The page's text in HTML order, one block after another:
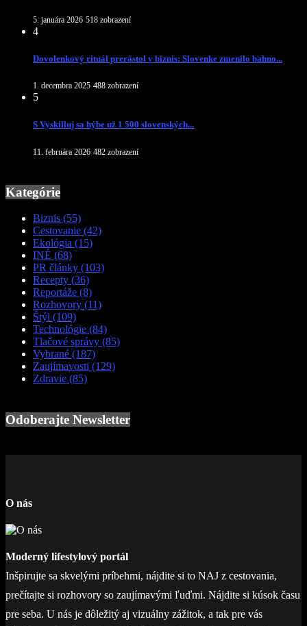
5. januára 2026 518 zobrazení
4
Dovolenkový rituál prerástol v biznis: Slovenke zmenilo bahno...
1. decembra 2025 488 zobrazení
5
S Vyskilluj sa hýbe už 1 500 slovenských...
11. februára 2026 482 zobrazení
Kategórie
Biznis (55)
Cestovanie (42)
Ekológia (15)
INÉ (68)
PR články (103)
Recepty (36)
Reportáže (8)
Rozhovory (11)
Štýl (109)
Technológie (84)
Tlačové správy (85)
Vybrané (187)
Zaujímavosti (129)
Zdravie (85)
Odoberajte Newsletter
O nás
Moderný lifestylový portál
Inšpirujte sa skvelými príbehmi, nájdite si to NAJ z cestovania,
prečítajte si rozhovory so zaujímavými ľuďmi. Nájdite si kúsok času
pre seba. U nás je dôležitý aj vizuálny zážitok, a tak pre vás